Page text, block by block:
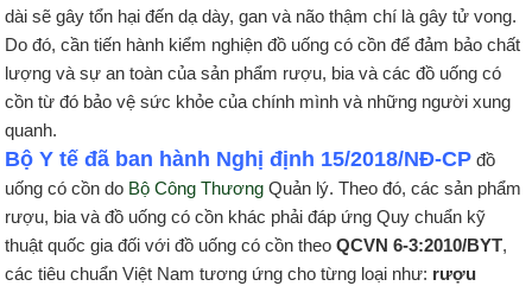
dài sẽ gây tổn hại đến dạ dày, gan và não thậm chí là gây tử vong.
Do đó, cần tiến hành kiểm nghiện đồ uống có cồn để đảm bảo chất
lượng và sự an toàn của sản phẩm rượu, bia và các đồ uống có
cồn từ đó bảo vệ sức khỏe của chính mình và những người xung
quanh.
Bộ Y tế đã ban hành Nghị định 15/2018/NĐ-CP đồ
uống có cồn do Bộ Công Thương Quản lý. Theo đó, các sản phẩm
rượu, bia và đồ uống có cồn khác phải đáp ứng Quy chuẩn kỹ
thuật quốc gia đối với đồ uống có cồn theoQCVN 6-3:2010/BYT,
các tiêu chuẩn Việt Nam tương ứng cho từng loại như: rượu